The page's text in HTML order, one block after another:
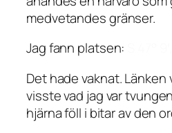
medvetandes gränser.
Jag fann platsen:
Det hade vaknat. Länken
visste vad jag var
hjärna föll i bitar av den